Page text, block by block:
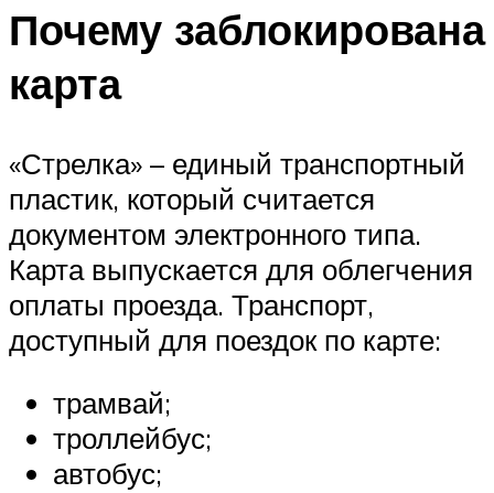
Почему заблокирована
карта
«Стрелка» – единый транспортный
пластик, который считается
документом электронного типа.
Карта выпускается для облегчения
оплаты проезда. Транспорт,
доступный для поездок по карте:
трамвай;
троллейбус;
автобус;